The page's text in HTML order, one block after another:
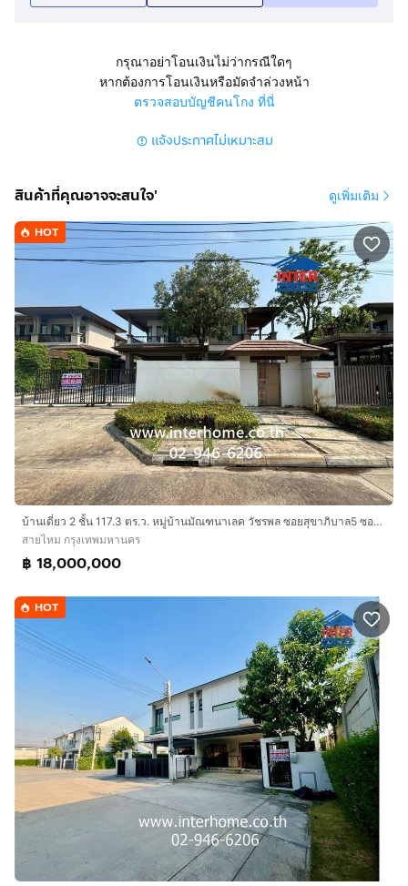
สายไหม แขวงสายไหม เขตสายไหม กรุงเทพมหานคร
สูง 2 ชั้น 3 ห้องนอน 1 ห้องน้ำ 1 ครัว
มีที่จอดรถ 2 คัน แอร์ 3 ตัว
- หน้าบ้านหันทิศตะวันตก
- ต่อเติมครัว, ต่อเติมหลังคาที่จอดรถหน้าบ้าน
- มีพื้นที่รอบบ้าน
ทำเลดีสถานที่ใกล้เคียง
* บิ๊กซีสายไหม
* โรงพยาบาลซีจีเอช สายไหม
* โรงพยาบาลสินเเพทย์
* โรงเรียนสารสาสน์วิเทศสายไหม
* โรงเรียนฤทธิยะวิทยาลัย 2
การเดินทางสะดวก
* รถไฟฟ้าสายสีเขียว สถานีคูคต, สถานีคปอ.
* เข้าออกได้หลายเส้นทาง ถนนลำลูกกา ถนนพหลโยธิน
ถนนสุขาภิบาล 5
ถนนหทัยราษฎร์
* ใกล้ทางด่วนกาญจนาภิเษก
บริษัท อินเตอร์โฮม เรียลตี้ เอสเตท จำกัด
Interhome Realty Estate
www.interhome.co.th
กดเพื่อดูเบอร์โทร xxxxxx206
https://www.interhome.co.th/propertydetail.php?
propcode=67722
กรุณาอย่าโอนเงินไม่ว่ากรณีใดๆ
หากต้องการโอนเงินหรือมัดจำล่วงหน้า
ตรวจสอบบัญชีคนโกง ที่นี่
แจ้งประกาศไม่เหมาะสม
สินค้าที่คุณอาจจะสนใจ' ดูเพิ่มเติม
HOT
บ้านเดี่ยว 2 ชั้น 117.3 ตร.ว. หมู่บ้านมัณฑนาเลค วัชรพล ซอยสุขาภิบาล5 ซอย 63-2 ถนนสุขาภิบาล5 ถนนสายไหม เขตสายไหม กรุงเทพมหานคร
สายไหม กรุงเทพมหานคร
฿ 18,000,000
HOT